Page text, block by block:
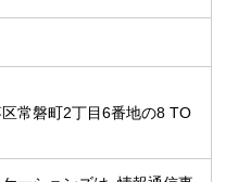
常磐町2丁目6番地の8 TO